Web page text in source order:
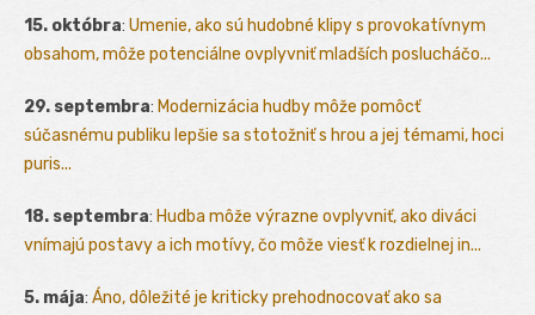
15. októbra: Umenie, ako sú hudobné klipy s provokatívnym
obsahom, môže potenciálne ovplyvniť mladších poslucháčo...
29. septembra: Modernizácia hudby môže pomôcť
súčasnému publiku lepšie sa stotožniť s hrou a jej témami, hoci
puris...
18. septembra: Hudba môže výrazne ovplyvniť, ako diváci
vnímajú postavy a ich motívy, čo môže viesť k rozdielnej in...
5. mája: Áno, dôležité je kriticky prehodnocovať ako sa